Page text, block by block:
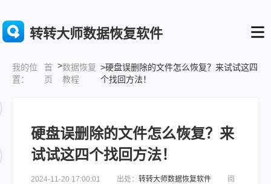
转转大师数据恢复软件
我的位
置：
首
页
>数据恢复
教程
>硬盘误删除的文件怎么恢复？来试试这四
个找回方法！
硬盘误删除的文件怎么恢复？来
试试这四个找回方法！
2024-11-20 17:00:01 出处： 转转大师数据恢复软件 阅